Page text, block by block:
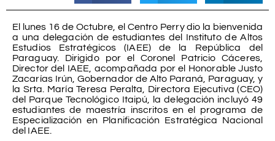
El lunes 16 de Octubre, el Centro Perry dio la bienvenida
a una delegación de estudiantes del Instituto de Altos
Estudios Estratégicos (IAEE) de la República del
Paraguay. Dirigido por el Coronel Patricio Cáceres,
Director del IAEE, acompañada por el Honorable Justo
Zacarías Irún, Gobernador de Alto Paraná, Paraguay, y
la Srta. María Teresa Peralta, Directora Ejecutiva (CEO)
del Parque Tecnológico Itaipú, la delegación incluyó 49
estudiantes de maestría inscritos en el programa de
Especialización en Planificación Estratégica Nacional
del IAEE.